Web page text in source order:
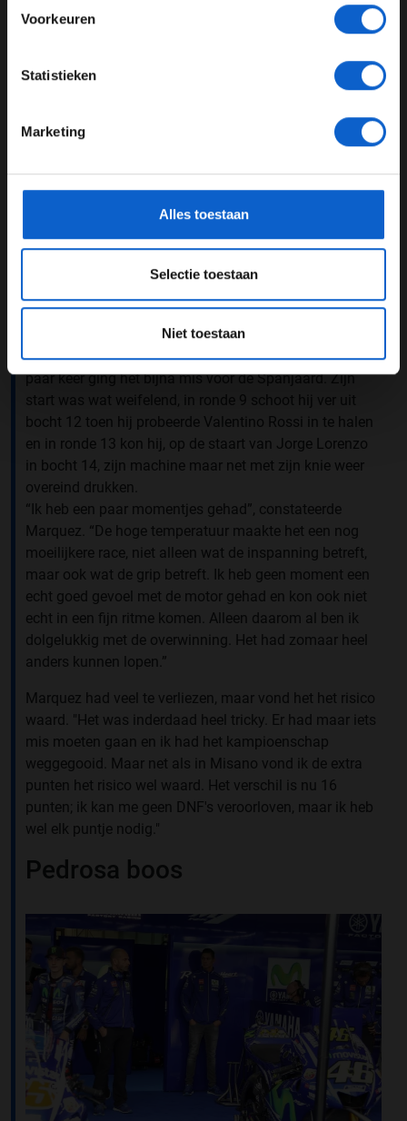
Voorkeuren
Statistieken
Marketing
Alles toestaan
Selectie toestaan
Niet toestaan
Foto: Â©Racesport.nl
Wél het risico nemen, zowel in Misano als in Aragon,
lijkt Marquez nu niet alleen een voorsprong in punten te
geven maar vooral ook een mentale voorsprong. Een
paar keer ging het bijna mis voor de Spanjaard. Zijn
start was wat weifelend, in ronde 9 schoot hij ver uit
bocht 12 toen hij probeerde Valentino Rossi in te halen
en in ronde 13 kon hij, op de staart van Jorge Lorenzo
in bocht 14, zijn machine maar net met zijn knie weer
overeind drukken.
“Ik heb een paar momentjes gehad”, constateerde
Marquez. “De hoge temperatuur maakte het een nog
moeilijkere race, niet alleen wat de inspanning betreft,
maar ook wat de grip betreft. Ik heb geen moment een
echt goed gevoel met de motor gehad en kon ook niet
echt in een fijn ritme komen. Alleen daarom al ben ik
dolgelukkig met de overwinning. Het had zomaar heel
anders kunnen lopen.”
Marquez had veel te verliezen, maar vond het het risico
waard. "Het was inderdaad heel tricky. Er had maar iets
mis moeten gaan en ik had het kampioenschap
weggegooid. Maar net als in Misano vond ik de extra
punten het risico wel waard. Het verschil is nu 16
punten; ik kan me geen DNF's veroorloven, maar ik heb
wel elk puntje nodig."
Pedrosa boos
gegevensgebruik en -bescherming.